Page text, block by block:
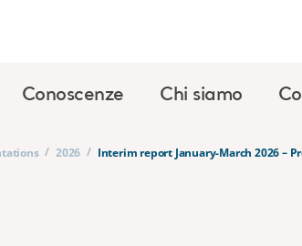
Conoscenze Chi siamo
/ 2026 / Interim report January-March 2026 –